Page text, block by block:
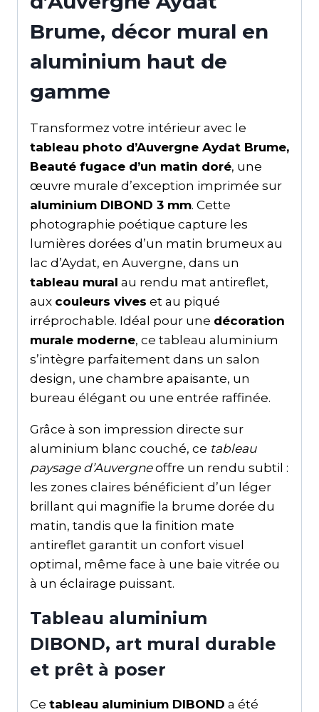
Brume, décor mural en
aluminium haut de
gamme
Transformez votre intérieur avec le
tableau photo d’Auvergne Aydat Brume,
Beauté fugace d’un matin doré, une
œuvre murale d’exception imprimée sur
aluminium DIBOND 3 mm. Cette
photographie poétique capture les
lumières dorées d’un matin brumeux au
lac d’Aydat, en Auvergne, dans un
tableau mural au rendu mat antireflet,
aux couleurs vives et au piqué
irréprochable. Idéal pour une décoration
murale moderne, ce tableau aluminium
s’intègre parfaitement dans un salon
design, une chambre apaisante, un
bureau élégant ou une entrée raffinée.
Grâce à son impression directe sur
aluminium blanc couché, ce tableau
paysage d’Auvergneoffre un rendu subtil :
les zones claires bénéficient d’un léger
brillant qui magnifie la brume dorée du
matin, tandis que la finition mate
antireflet garantit un confort visuel
optimal, même face à une baie vitrée ou
à un éclairage puissant.
Tableau aluminium
DIBOND, art mural durable
et prêt à poser
Ce tableau aluminium DIBOND a été